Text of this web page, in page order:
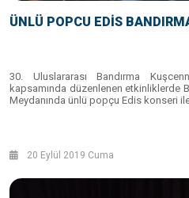
ÜNLÜ POPCU EDİS
30. Uluslararası Bandırma
kapsamında düzenlenen etkinliklerde
Meydanında ünlü popçu Edis konseri
20 Eylül 2019 Cuma